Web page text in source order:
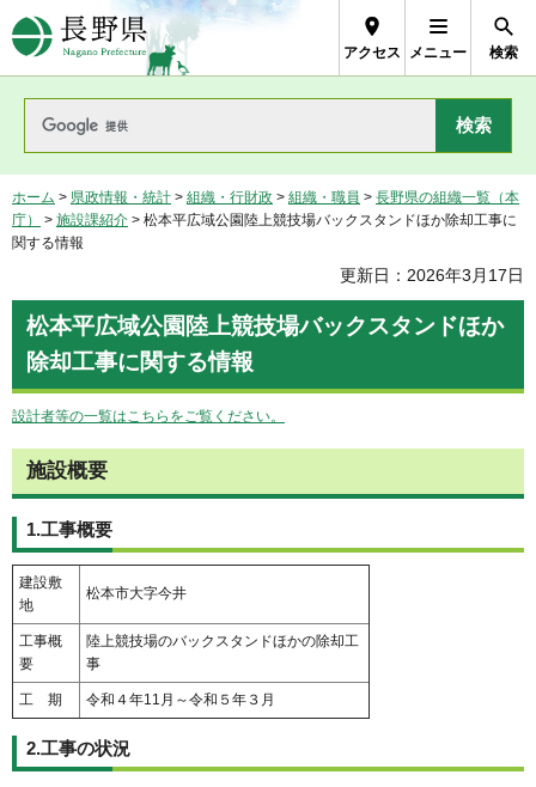
長野県Nagano Prefecture
アクセス メニュー 検索
ホーム > 県政情報・統計 > 組織・行財政 > 組織・職員 > 長野県の組織一覧（本
庁）
> 施設課紹介 > 松本平広域公園陸上競技場バックスタンドほか除却工事に
関する情報
更新日：2026年3月17日
松本平広域公園陸上競技場バックスタンドほか
除却工事に関する情報
設計者等の一覧はこちらをご覧ください。
施設概要
1.工事概要
建設敷
地
松本市大字今井
工事概
要
陸上競技場のバックスタンドほかの除却工
事
工 期 令和４年11月～令和５年３月
2.工事の状況